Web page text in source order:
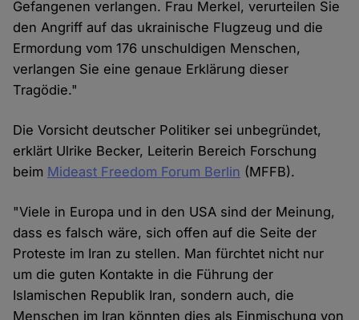
Gefangenen verlangen. Frau Merkel, verurteilen Sie
den Angriff auf das ukrainische Flugzeug und die
Ermordung vom 176 unschuldigen Menschen,
verlangen Sie eine genaue Erklärung dieser
Tragödie."
Die Vorsicht deutscher Politiker sei unbegründet,
erklärt Ulrike Becker, Leiterin Bereich Forschung
beim Mideast Freedom Forum Berlin (MFFB).
"Viele in Europa und in den USA sind der Meinung,
dass es falsch wäre, sich offen auf die Seite der
Proteste im Iran zu stellen. Man fürchtet nicht nur
um die guten Kontakte in die Führung der
Islamischen Republik Iran, sondern auch, die
Menschen im Iran könnten dies als Einmischung von